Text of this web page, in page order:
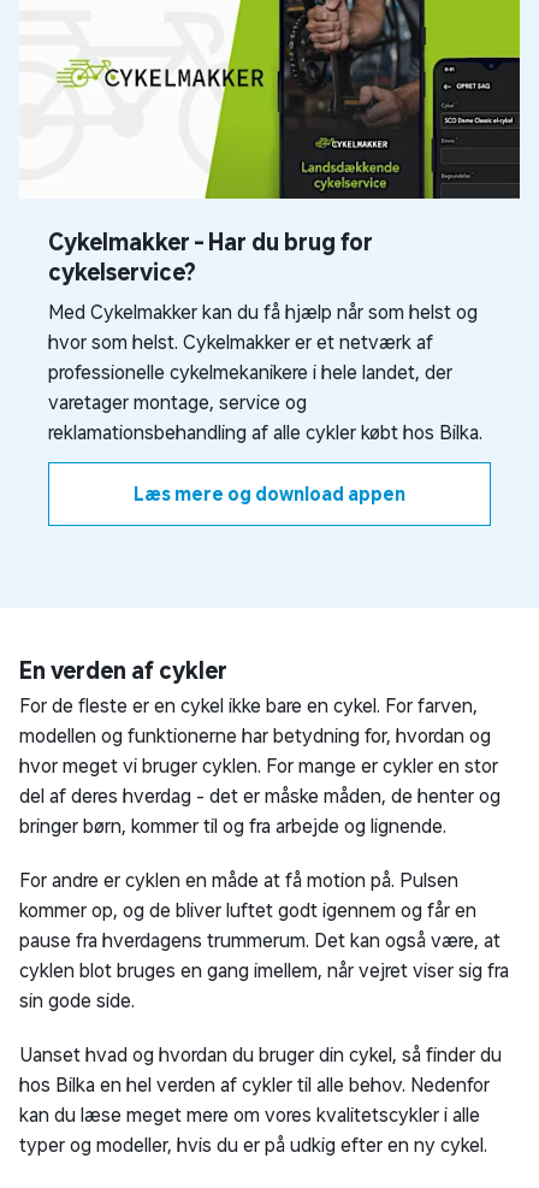
Cykelmakker - Har du brug for
cykelservice?
Med Cykelmakker kan du få hjælp når som helst og
hvor som helst. Cykelmakker er et netværk af
professionelle cykelmekanikere i hele landet, der
varetager montage, service og
reklamationsbehandling af alle cykler købt hos Bilka.
Læs mere og download appen
En verden af cykler
For de fleste er en cykel ikke bare en cykel. For farven,
modellen og funktionerne har betydning for, hvordan og
hvor meget vi bruger cyklen. For mange er cykler en stor
del af deres hverdag - det er måske måden, de henter og
bringer børn, kommer til og fra arbejde og lignende.
For andre er cyklen en måde at få motion på. Pulsen
kommer op, og de bliver luftet godt igennem og får en
pause fra hverdagens trummerum. Det kan også være, at
cyklen blot bruges en gang imellem, når vejret viser sig fra
sin gode side.
Uanset hvad og hvordan du bruger din cykel, så finder du
hos Bilka en hel verden af cykler til alle behov. Nedenfor
kan du læse meget mere om vores kvalitetscykler i alle
typer og modeller, hvis du er på udkig efter en ny cykel.